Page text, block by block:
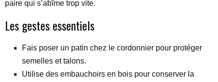
paire qui s’abîme trop vite.
Les gestes essentiels
Fais poser un patin chez le cordonnier pour protéger
semelles et talons.
Utilise des embauchoirs en bois pour conserver la